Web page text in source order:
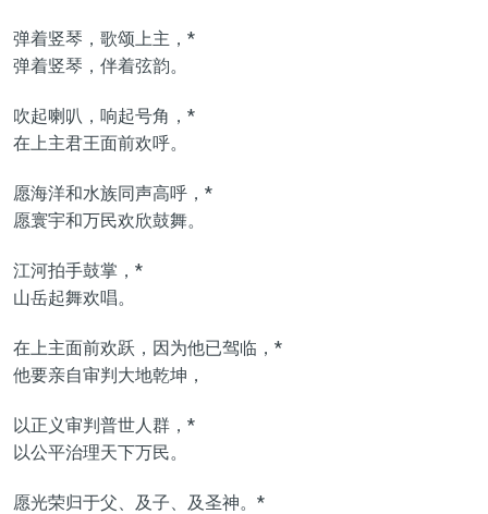
弹着竖琴，歌颂上主，*
弹着竖琴，伴着弦韵。
吹起喇叭，响起号角，*
在上主君王面前欢呼。
愿海洋和水族同声高呼，*
愿寰宇和万民欢欣鼓舞。
江河拍手鼓掌，*
山岳起舞欢唱。
在上主面前欢跃，因为他已驾临，*
他要亲自审判大地乾坤，
以正义审判普世人群，*
以公平治理天下万民。
愿光荣归于父、及子、及圣神。*